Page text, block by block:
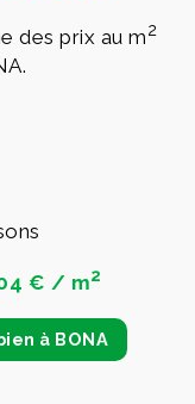
des prix au m2
€ / m2
à BONA